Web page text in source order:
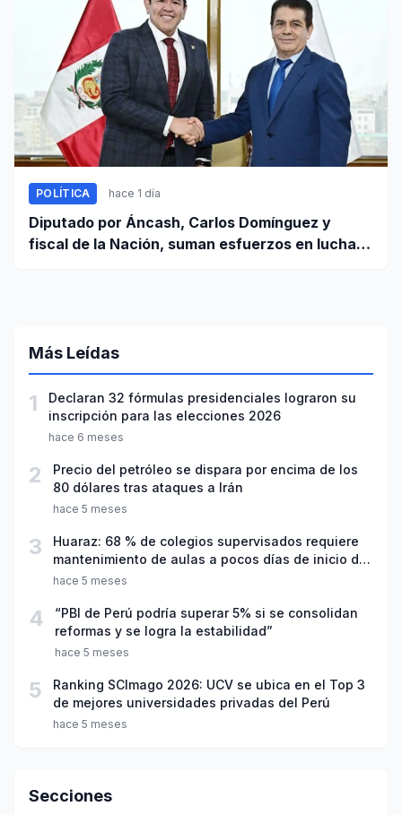
POLÍTICA hace 1 día
Diputado por Áncash, Carlos Domínguez y
fiscal de la Nación, suman esfuerzos en lucha
Más Leídas
1
Declaran 32 fórmulas presidenciales lograron su
inscripción para las elecciones 2026
hace 6 meses
2
Precio del petróleo se dispara por encima de los
80 dólares tras ataques a Irán
hace 5 meses
3
Huaraz: 68 % de colegios supervisados requiere
mantenimiento de aulas a pocos días de inicio del
año escolar 2026
hace 5 meses
4
“PBI de Perú podría superar 5% si se consolidan
reformas y se logra la estabilidad”
hace 5 meses
5
Ranking SCImago 2026: UCV se ubica en el Top 3
de mejores universidades privadas del Perú
hace 5 meses
Secciones